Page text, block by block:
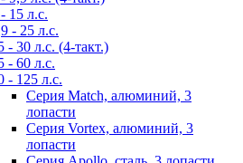
15 л.с.
- 25 л.с.
- 30 л.с. (4-такт.)
- 60 л.с.
- 125 л.с.
Серия Match, алюминий, 3
лопасти
Серия Vortex, алюминий, 3
лопасти